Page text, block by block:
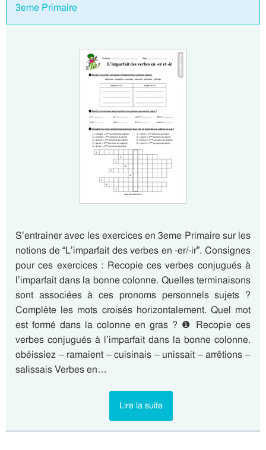
3eme Primaire
S’entrainer avec les exercices en 3eme Primaire sur les
notions de “L’imparfait des verbes en -er/-ir”. Consignes
pour ces exercices : Recopie ces verbes conjugués à
l’imparfait dans la bonne colonne. Quelles terminaisons
sont associées à ces pronoms personnels sujets ?
Complète les mots croisés horizontalement. Quel mot
est formé dans la colonne en gras ? ❶ Recopie ces
verbes conjugués à l’imparfait dans la bonne colonne.
obéissiez – ramaient – cuisinais – unissait – arrêtions –
salissais Verbes en…
Lire la suite